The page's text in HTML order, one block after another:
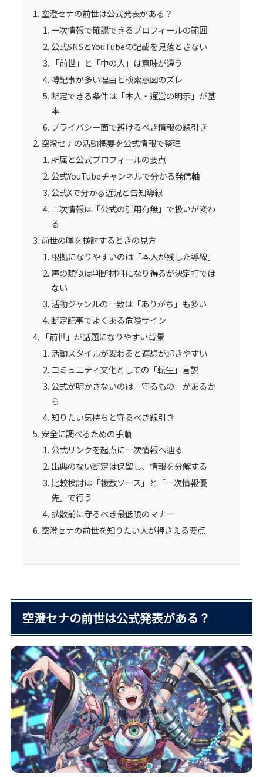
空澄セナの前世は公式発表がある？
一次情報で確認できるプロフィールの範囲
公式SNSとYouTubeの記載を見落とさない
「前世」と「中の人」は意味が違う
噂記事が多い理由と検索意図のズレ
断定できる条件は「本人・運営の明示」が基
本
プライバシー面で避けるべき情報の線引き
空澄セナの活動概要を公式情報で整理
所属と公式プロフィールの要点
公式YouTubeチャンネルで分かる発信軸
公式Xで分かる近況と告知導線
二次情報は「公式の引用有無」で扱いが変わ
る
前世の噂を検討するときの見方
根拠になりやすいのは「本人が残した導線」
声の類似は判断材料になり得るが決定打では
ない
活動ジャンルの一致は「ありがち」も多い
断定記事でよくある危険サイン
「前世」が話題になりやすい背景
活動スタイルが変わると連想が起きやすい
コミュニティ文化としての「転生」言説
公式が明かさないのは「守るもの」があるか
ら
知りたい気持ちと守るべき線引き
安全に調べるための手順
公式リンクを起点に一次情報へ辿る
出典のない断定は保留し、情報を分解する
比較検討は「複数ソース」と「一次情報優
先」で行う
拡散前に守るべき最低限のマナー
空澄セナの前世を知りたい人が押さえる要点
空澄セナの前世は公式発表がある？